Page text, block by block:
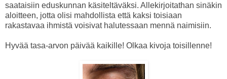
saataisiin eduskunnan käsiteltäväksi. Allekirjoitathan sinäkin
aloitteen, jotta olisi mahdollista että kaksi toisiaan
rakastavaa ihmistä voisivat halutessaan mennä naimisiin.
Hyvää tasa-arvon päivää kaikille! Olkaa kivoja toisillenne!